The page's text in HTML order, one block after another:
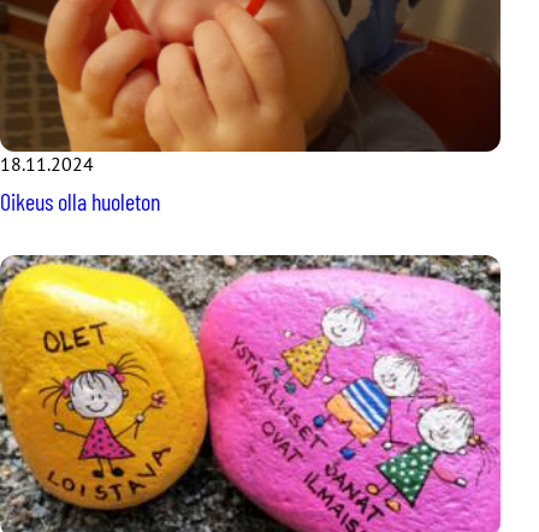
18.11.2024
Oikeus olla huoleton